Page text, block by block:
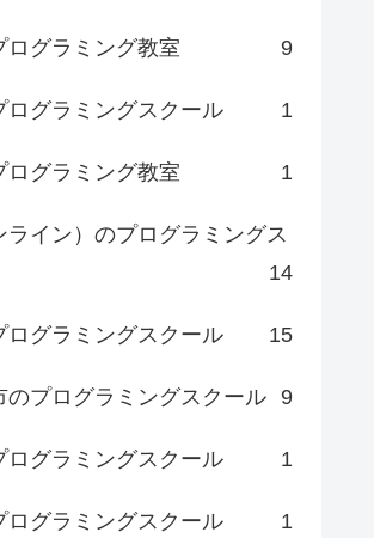
ログラミング教室 9
ログラミングスクール 1
ログラミング教室 1
ライン）のプログラミングス
14
ログラミングスクール 15
のプログラミングスクール 9
ログラミングスクール 1
ログラミングスクール 1